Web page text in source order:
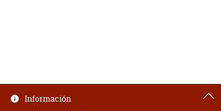
Información